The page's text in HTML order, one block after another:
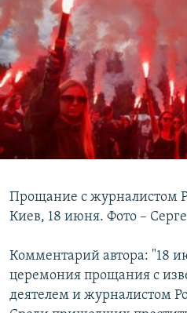
Прощание с журналистом
Киев, 18 июня. Фото –
Комментарий автора: "18
церемония прощания с
деятелем и журналистом